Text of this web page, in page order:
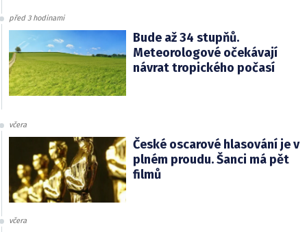
před 3 hodinami
Bude až 34 stupňů.
Meteorologové očekávají
návrat tropického počasí
včera
České oscarové hlasování je v
plném proudu. Šanci má pět
filmů
včera